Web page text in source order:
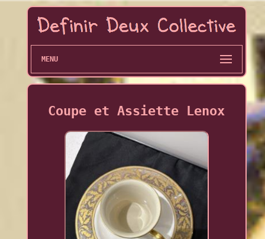
MENU
Coupe et Assiette Lenox